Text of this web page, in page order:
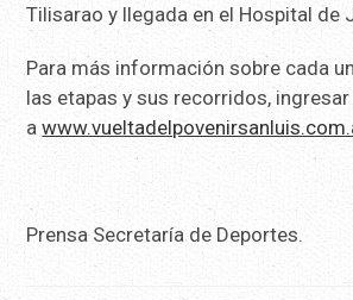
Tilisarao y llegada en el Hospital de
Para más información sobre cada
las etapas y sus recorridos, ingresar
a
Prensa Secretaría de Deportes.